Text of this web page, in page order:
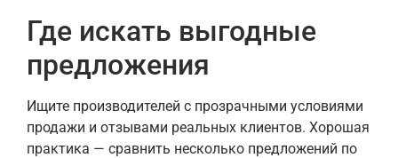
Где искать выгодные
предложения
Ищите производителей с прозрачными условиями
продажи и отзывами реальных клиентов. Хорошая
практика — сравнить несколько предложений по